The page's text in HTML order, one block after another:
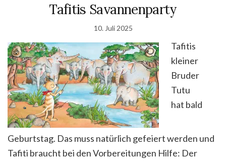
Tafitis Savannenparty
10. Juli 2025
Tafitis
kleiner
Bruder
Tutu
hat bald
Geburtstag. Das muss natürlich gefeiert werden und
Tafiti braucht bei den Vorbereitungen Hilfe: Der